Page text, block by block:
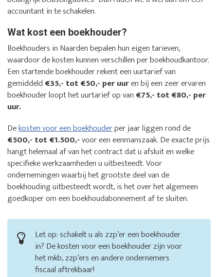
accountant in te schakelen.
Wat kost een boekhouder?
Boekhouders in Naarden bepalen hun eigen tarieven,
waardoor de kosten kunnen verschillen per boekhoudkantoor.
Een startende boekhouder rekent een uurtarief van
gemiddeld €35,- tot €50,- per uuren bij een zeer ervaren
boekhouder loopt het uurtarief op van €75,- tot €80,- per
uur.
Dekosten voor een boekhouderper jaar liggen rond de
€500,- tot €1.500,-voor een eenmanszaak. De exacte prijs
hangt helemaal af van het contract dat u afsluit en welke
specifieke werkzaamheden u uitbesteedt. Voor
ondernemingen waarbij het grootste deel van de
boekhouding uitbesteedt wordt, is het over het algemeen
goedkoper om een boekhoudabonnement af te sluiten.
Let op: schakelt u als zzp’er een boekhouder
in? De kosten voor een boekhouder zijn voor
het mkb, zzp’ers en andere ondernemers
fiscaal aftrekbaar!